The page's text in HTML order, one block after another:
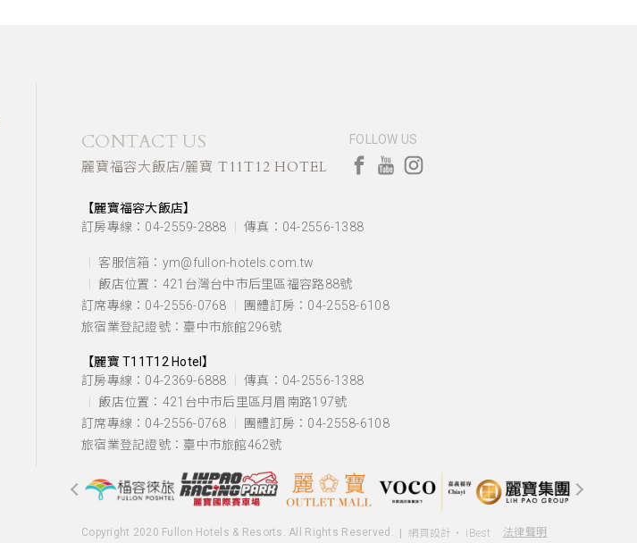
您好，您的需求，我們很樂意為您解
答。
CONTACT US
麗寶福容大飯店/麗寶 T11T12 HOTEL
FOLLOW US
【麗寶福容大飯店】
訂房專線：04-2559-2888
傳真：04-2556-1388
客服信箱：ym@fullon-hotels.com.tw
飯店位置： 421台灣台中市后里區福容路88號
訂席專線：04-2556-0768
團體訂房：04-2558-6108
旅宿業登記證號：臺中市旅館296號
【麗寶 T11T12 Hotel】
訂房專線：04-2369-6888
傳真：04-2556-1388
飯店位置： 421台中市后里區月眉南路197號
訂席專線：04-2556-0768
團體訂房：04-2558-6108
旅宿業登記證號：臺中市旅館462號
Copyright 2020 Fullon Hotels & Resorts. All Rights Reserved. 網頁設計 ‧ iBest 法律聲明